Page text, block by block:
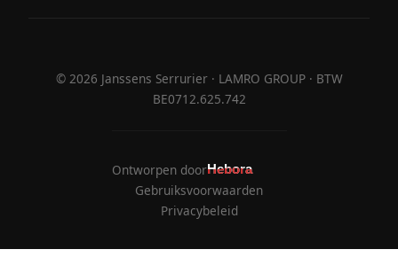
© 2026 Janssens Serrurier · LAMRO GROUP · BTW
BE0712.625.742
Ontworpen doorHebora
Hebora
Gebruiksvoorwaarden
Privacybeleid